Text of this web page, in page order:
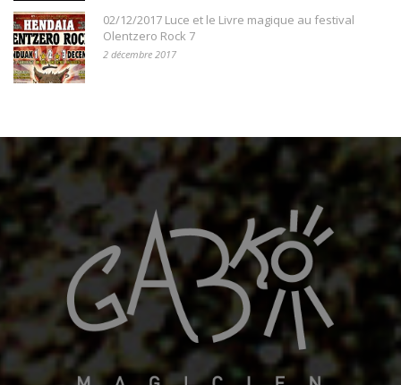
02/12/2017 Luce et le Livre magique au festival
Olentzero Rock 7
2 décembre 2017